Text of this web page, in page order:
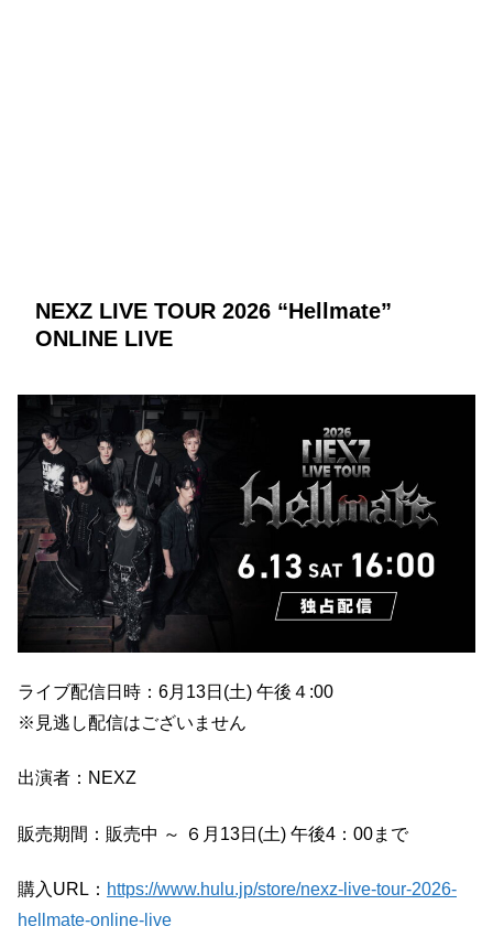
NEXZ LIVE TOUR 2026 “Hellmate”
ONLINE LIVE
ライブ配信日時：6月13日(土) 午後４:00
※見逃し配信はございません
出演者：NEXZ
販売期間：販売中 ～ ６月13日(土) 午後4：00まで
購入URL： https://www.hulu.jp/store/nexz-live-tour-2026-
hellmate-online-live